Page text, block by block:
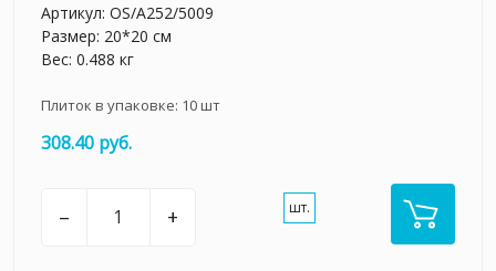
Артикул: OS/A252/5009
Размер: 20*20 см
Вес: 0.488 кг
Плиток в упаковке: 10шт
308.40 руб.
– + шт.